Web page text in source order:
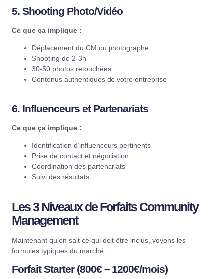
5. Shooting Photo/Vidéo
Ce que ça implique :
Déplacement du CM ou photographe
Shooting de 2-3h
30-50 photos retouchées
Contenus authentiques de votre entreprise
6. Influenceurs et Partenariats
Ce que ça implique :
Identification d’influenceurs pertinents
Prise de contact et négociation
Coordination des partenariats
Suivi des résultats
Les 3 Niveaux de Forfaits Community
Management
Maintenant qu’on sait ce qui doit être inclus, voyons les
formules typiques du marché.
Forfait Starter (800€ – 1200€/mois)